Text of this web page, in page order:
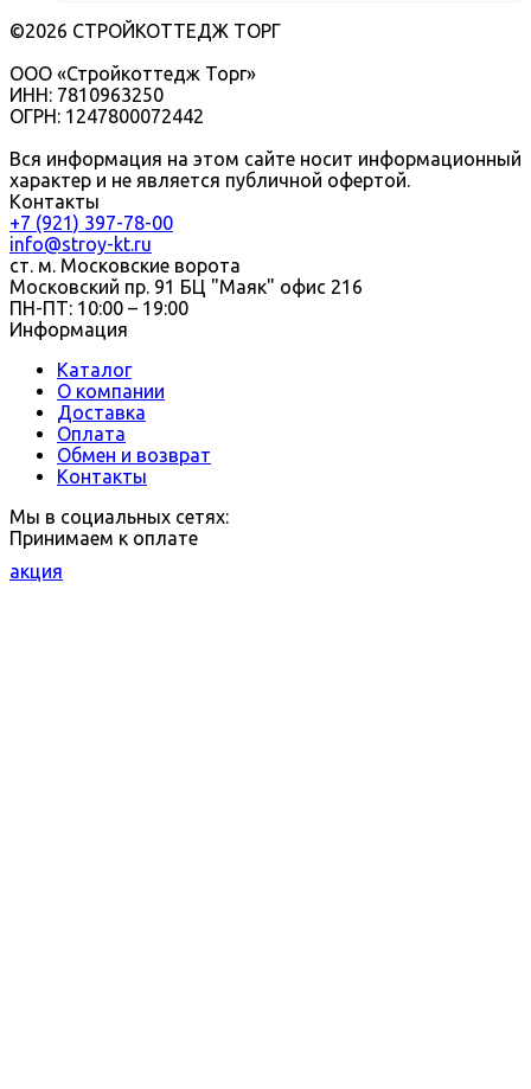
©2026 СТРОЙКОТТЕДЖ ТОРГ
ООО «Стройкоттедж Торг»
ИНН: 7810963250
ОГРН: 1247800072442
Вся информация на этом сайте носит информационный
характер и не является публичной офертой.
Контакты
+7 (921) 397-78-00
info@stroy-kt.ru
ст. м. Московские ворота
Московский пр. 91 БЦ "Маяк" офис 216
ПН-ПТ: 10:00 – 19:00
Информация
Каталог
О компании
Доставка
Оплата
Обмен и возврат
Контакты
Мы в социальных сетях:
Принимаем к оплате
акция